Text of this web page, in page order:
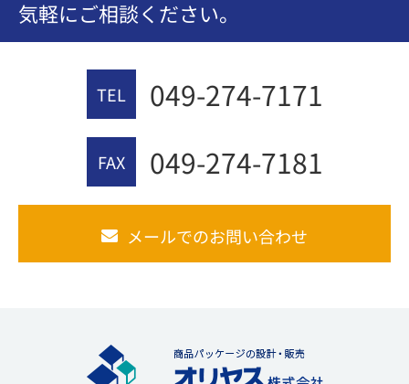
気軽にご相談ください。
TEL 049-274-7171
FAX 049-274-7181
メールでのお問い合わせ